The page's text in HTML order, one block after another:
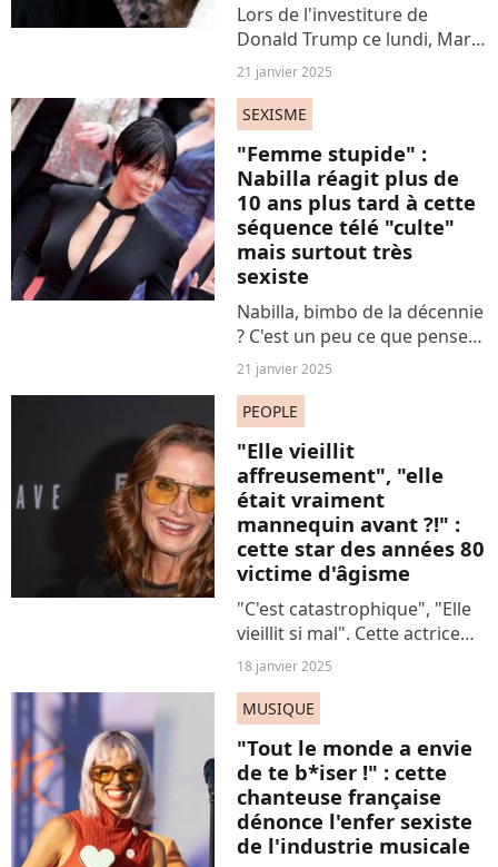
Lors de l'investiture de
Donald Trump ce lundi, Mark
Zuckerberg a été surpris en
train de fixer le décolleté de
Lauren Sanchez. Sur les
réseaux sociaux, les
internautes préfèrent
blâmer...
21 janvier 2025
SEXISME
"Femme stupide" :
Nabilla réagit plus de
10 ans plus tard à cette
séquence télé "culte"
mais surtout très
sexiste
Nabilla, bimbo de la décennie
? C'est un peu ce que pensent
celles et ceux qui rigolent
encore de la chronique de
Stéphane De Groodt à son
propos. Un sketch de 2013
qui ressort et...
21 janvier 2025
PEOPLE
"Elle vieillit
affreusement", "elle
était vraiment
mannequin avant ?!" :
cette star des années 80
victime d'âgisme
"C'est catastrophique", "Elle
vieillit si mal". Cette actrice
culte des années 80 subit les
pires attaques. Simplement
car elle a 59 ans.
18 janvier 2025
MUSIQUE
"Tout le monde a envie
de te b*iser !" : cette
chanteuse française
dénonce l'enfer sexiste
de l'industrie musicale